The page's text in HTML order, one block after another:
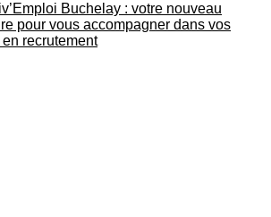
Buchelay : votre nouveau
pour vous accompagner dans vos
recrutement